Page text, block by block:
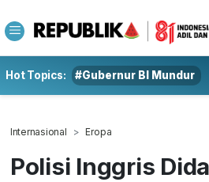
Hot Topics: #Gubernur BI Mundur
Internasional Eropa
Polisi Inggris